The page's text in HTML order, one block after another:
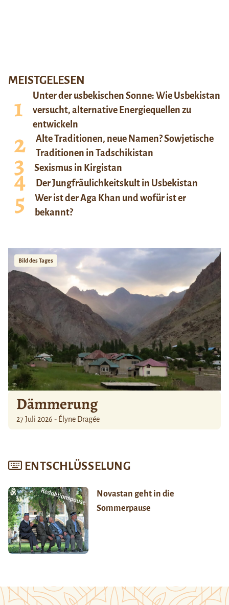
MEISTGELESEN
Unter der usbekischen Sonne: Wie Usbekistan
versucht, alternative Energiequellen zu
entwickeln
Alte Traditionen, neue Namen? Sowjetische
Traditionen in Tadschikistan
Sexismus in Kirgistan
Der Jungfräulichkeitskult in Usbekistan
Wer ist der Aga Khan und wofür ist er
bekannt?
Bild des Tages
Dämmerung
27 Juli 2026 - Élyne Dragée
ENTSCHLÜSSELUNG
Novastan geht in die
Sommerpause